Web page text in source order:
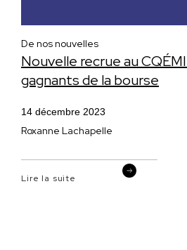
Nouvelle recrue au
gagnants de la bourse
14 décembre 2023
Roxanne Lachapelle
De nos nouvelles
Lire la suite